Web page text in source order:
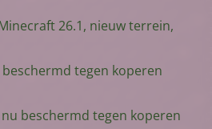
26.1, nieuw terrein,
tegen koperen
beschermd tegen koperen